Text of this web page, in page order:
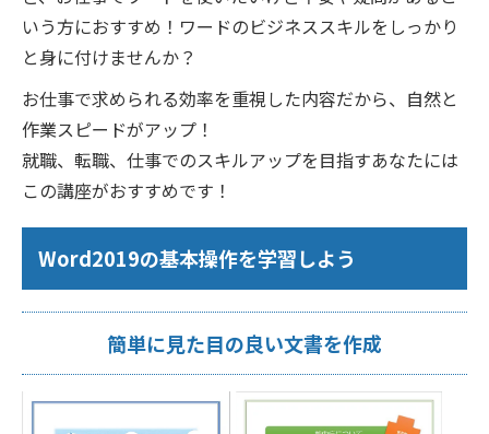
いう方におすすめ！ワードのビジネススキルをしっかり
と身に付けませんか？
お仕事で求められる効率を重視した内容だから、自然と
作業スピードがアップ！
就職、転職、仕事でのスキルアップを目指すあなたには
この講座がおすすめです！
Word2019の基本操作を学習しよう
簡単に見た目の良い文書を作成